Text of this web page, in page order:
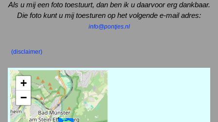
Als u mij een foto toestuurt, dan ben ik u daarvoor erg dankbaar.
Die foto kunt u mij toesturen op het volgende e-mail adres:
info@pontjes.nl
(disclaimer)
+
−